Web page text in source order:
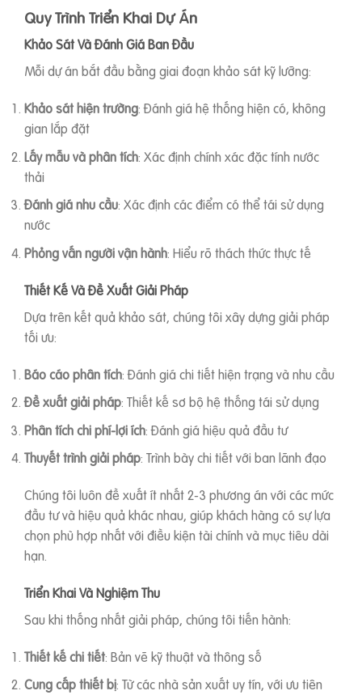
Quy Trình Triển Khai Dự Án
Khảo Sát Và Đánh Giá Ban Đầu
Mỗi dự án bắt đầu bằng giai đoạn khảo sát kỹ lưỡng:
Khảo sát hiện trường: Đánh giá hệ thống hiện có, không
gian lắp đặt
Lấy mẫu và phân tích: Xác định chính xác đặc tính nước
thải
Đánh giá nhu cầu: Xác định các điểm có thể tái sử dụng
nước
Phỏng vấn người vận hành: Hiểu rõ thách thức thực tế
Thiết Kế Và Đề Xuất Giải Pháp
Dựa trên kết quả khảo sát, chúng tôi xây dựng giải pháp
tối ưu:
Báo cáo phân tích: Đánh giá chi tiết hiện trạng và nhu cầu
Đề xuất giải pháp: Thiết kế sơ bộ hệ thống tái sử dụng
Phân tích chi phí-lợi ích: Đánh giá hiệu quả đầu tư
Thuyết trình giải pháp: Trình bày chi tiết với ban lãnh đạo
Chúng tôi luôn đề xuất ít nhất 2-3 phương án với các mức
đầu tư và hiệu quả khác nhau, giúp khách hàng có sự lựa
chọn phù hợp nhất với điều kiện tài chính và mục tiêu dài
hạn.
Triển Khai Và Nghiệm Thu
Sau khi thống nhất giải pháp, chúng tôi tiến hành:
Thiết kế chi tiết: Bản vẽ kỹ thuật và thông số
Cung cấp thiết bị: Từ các nhà sản xuất uy tín, với ưu tiên